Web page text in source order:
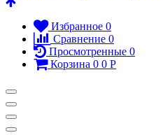
Избранное 0
Сравнение 0
Просмотренные 0
Корзина 0 0 Р